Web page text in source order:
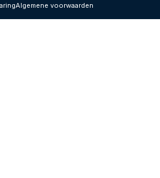
Algemene voorwaarden